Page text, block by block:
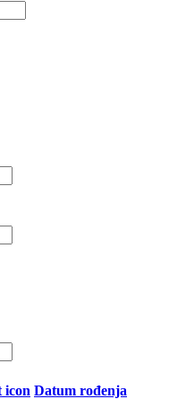
Datum rođenja